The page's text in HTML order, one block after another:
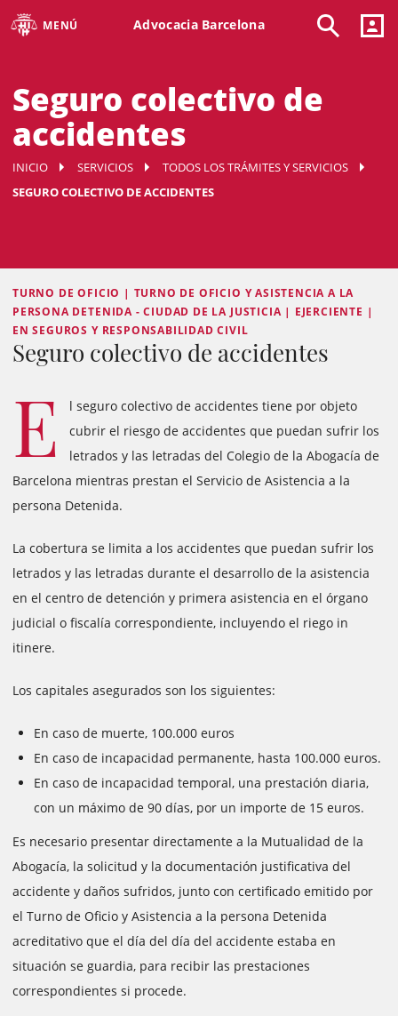
MENÚ Advocacia Barcelona
Seguro colectivo de
accidentes
INICIO SERVICIOS
TODOS LOS TRÁMITES Y SERVICIOS
SEGURO COLECTIVO DE ACCIDENTES
TURNO DE OFICIO | TURNO DE OFICIO Y ASISTENCIA A LA
PERSONA DETENIDA - CIUDAD DE LA JUSTICIA | EJERCIENTE |
EN SEGUROS Y RESPONSABILIDAD CIVIL
Seguro colectivo de accidentes
E
l seguro colectivo de accidentes tiene por objeto
cubrir el riesgo de accidentes que puedan sufrir los
letrados y las letradas del Colegio de la Abogacía de
Barcelona mientras prestan el Servicio de Asistencia a la
persona Detenida.
La cobertura se limita a los accidentes que puedan sufrir los
letrados y las letradas durante el desarrollo de la asistencia
en el centro de detención y primera asistencia en el órgano
judicial o fiscalía correspondiente, incluyendo el riego in
itinere.
Los capitales asegurados son los siguientes:
En caso de muerte, 100.000 euros
En caso de incapacidad permanente, hasta 100.000 euros.
En caso de incapacidad temporal, una prestación diaria,
con un máximo de 90 días, por un importe de 15 euros.
Es necesario presentar directamente a la Mutualidad de la
Abogacía, la solicitud y la documentación justificativa del
accidente y daños sufridos, junto con certificado emitido por
el Turno de Oficio y Asistencia a la persona Detenida
acreditativo que el día del día del accidente estaba en
situación se guardia, para recibir las prestaciones
correspondientes si procede.